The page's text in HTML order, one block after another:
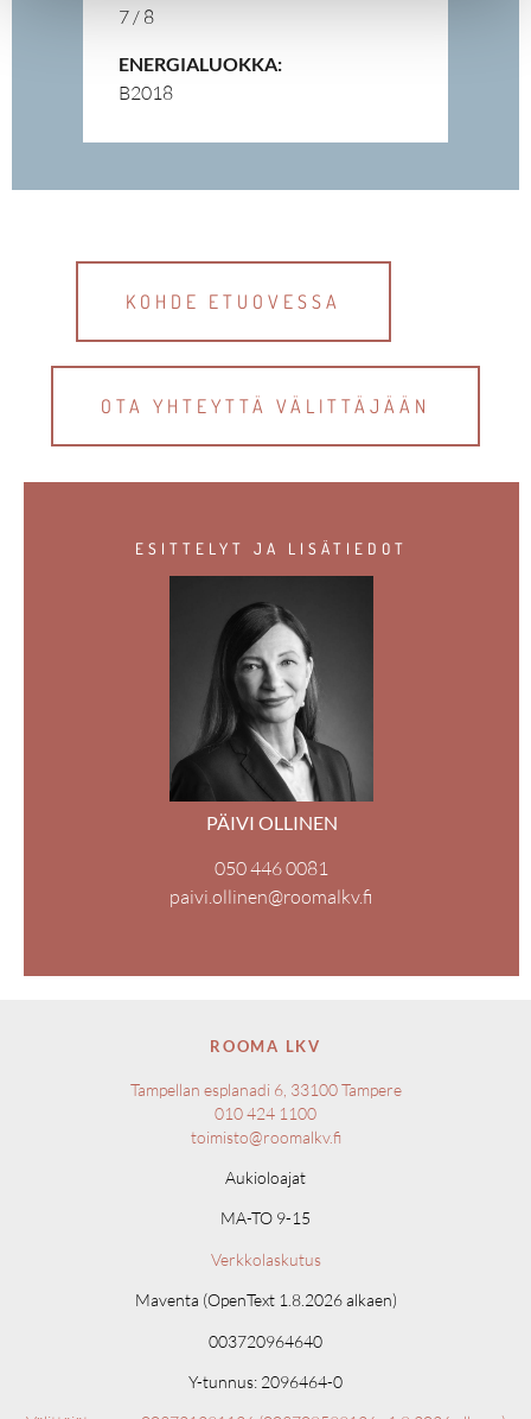
7 / 8
ENERGIALUOKKA:
B2018
KOHDE ETUOVESSA
OTA YHTEYTTÄ VÄLITTÄJÄÄN
ESITTELYT JA LISÄTIEDOT
PÄIVI OLLINEN
050 446 0081
paivi.ollinen@roomalkv.fi
ROOMA LKV
Tampellan esplanadi 6, 33100 Tampere
010 424 1100
toimisto@roomalkv.fi
Aukioloajat
MA-TO 9-15
Verkkolaskutus
Maventa (OpenText 1.8.2026 alkaen)
003720964640
Y-tunnus: 2096464-0